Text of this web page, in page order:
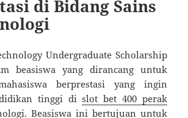
di Bidang Sains
Undergraduate Scholarship
beasiswa yang dirancang untuk
berprestasi yang ingin
tinggi dislot bet 400 perak
Beasiswa ini bertujuan untuk